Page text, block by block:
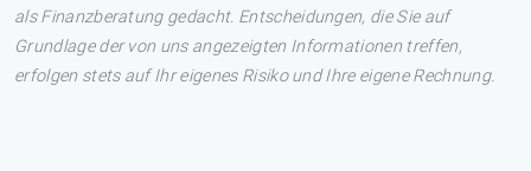
als Finanzberatung gedacht. Entscheidungen, die Sie auf
Grundlage der von uns angezeigten Informationen treffen,
erfolgen stets auf Ihr eigenes Risiko und Ihre eigene Rechnung.